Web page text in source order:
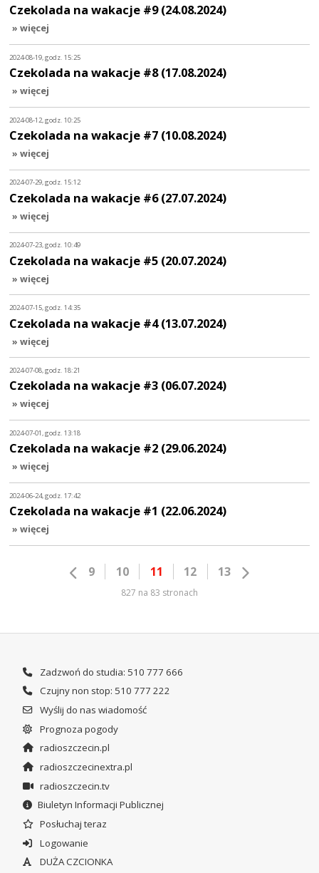
Czekolada na wakacje #9 (24.08.2024)
» więcej
2024-08-19, godz. 15:25
Czekolada na wakacje #8 (17.08.2024)
» więcej
2024-08-12, godz. 10:25
Czekolada na wakacje #7 (10.08.2024)
» więcej
2024-07-29, godz. 15:12
Czekolada na wakacje #6 (27.07.2024)
» więcej
2024-07-23, godz. 10:49
Czekolada na wakacje #5 (20.07.2024)
» więcej
2024-07-15, godz. 14:35
Czekolada na wakacje #4 (13.07.2024)
» więcej
2024-07-08, godz. 18:21
Czekolada na wakacje #3 (06.07.2024)
» więcej
2024-07-01, godz. 13:18
Czekolada na wakacje #2 (29.06.2024)
» więcej
2024-06-24, godz. 17:42
Czekolada na wakacje #1 (22.06.2024)
» więcej
9 10 11 12 13
827 na 83 stronach
Zadzwoń do studia: 510 777 666
Czujny non stop: 510 777 222
Wyślij do nas wiadomość
Prognoza pogody
radioszczecin.pl
radioszczecinextra.pl
radioszczecin.tv
Biuletyn Informacji Publicznej
Posłuchaj teraz
Logowanie
DUŻA CZCIONKA